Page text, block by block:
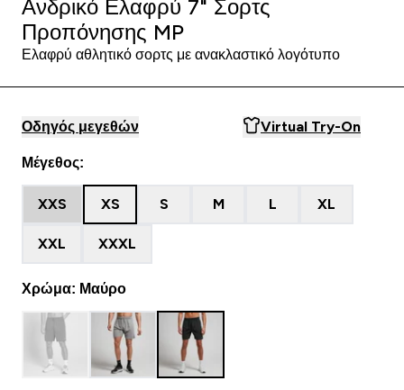
Ανδρικό Ελαφρύ 7" Σορτς
Προπόνησης MP
Ελαφρύ αθλητικό σορτς με ανακλαστικό λογότυπο
Οδηγός μεγεθών Virtual Try-On
Μέγεθος:
XXS XS S M L XL
XXL XXXL
Χρώμα: Μαύρο